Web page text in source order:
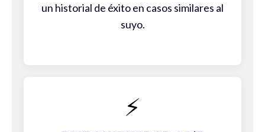
un historial de éxito en casos similares al
suyo.
⚡